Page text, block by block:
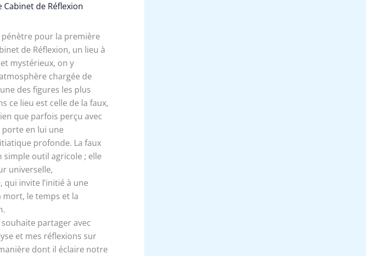
Cabinet de Réflexion
pénètre pour la première
de Réflexion, un lieu à
mystérieux, on y
chargée de
des figures les plus
ce lieu est celle de la faux,
que parfois perçu avec
en lui une
profonde. La faux
simple outil agricole ; elle
universelle,
invite l’initié à une
mort, le temps et la
partager avec
et mes réflexions sur
dont il éclaire notre